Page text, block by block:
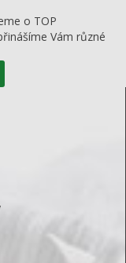
o TOP
Vám různé